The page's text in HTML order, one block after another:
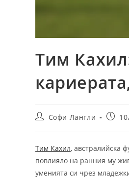
Тим
PostСофи Лангли
Post
Тим Кахил, австралийска
повлияло на ранния му
уменията си чрез